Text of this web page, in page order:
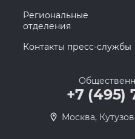
Региональные
отделения
Контакты пресс-службы
+7 (495)
Москва,